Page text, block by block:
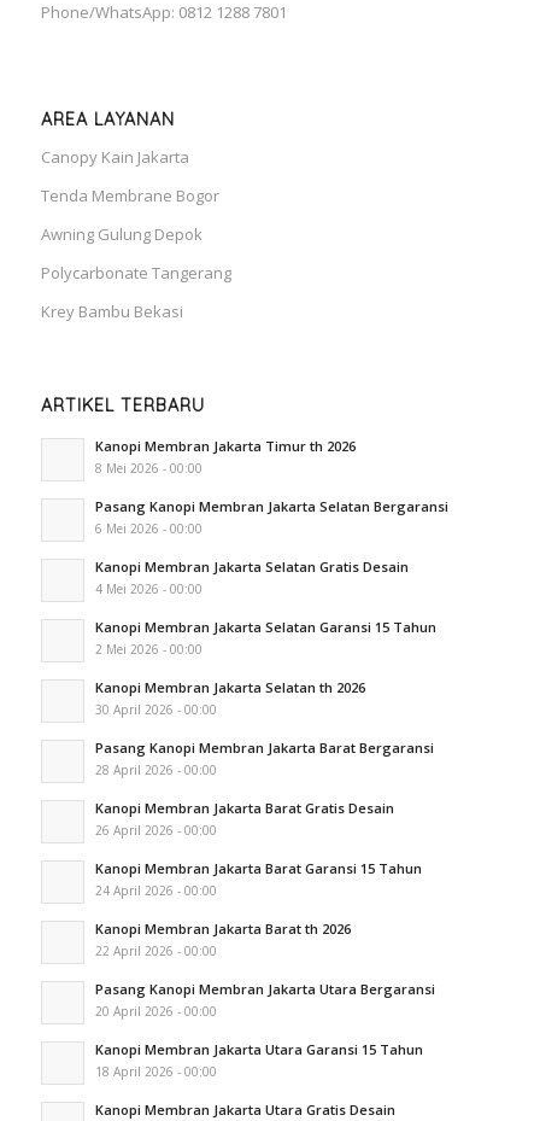
Phone/WhatsApp: 0812 1288 7801
AREA LAYANAN
Canopy Kain Jakarta
Tenda Membrane Bogor
Awning Gulung Depok
Polycarbonate Tangerang
Krey Bambu Bekasi
ARTIKEL TERBARU
Kanopi Membran Jakarta Timur th 2026
8 Mei 2026 - 00:00
Pasang Kanopi Membran Jakarta Selatan Bergaransi
6 Mei 2026 - 00:00
Kanopi Membran Jakarta Selatan Gratis Desain
4 Mei 2026 - 00:00
Kanopi Membran Jakarta Selatan Garansi 15 Tahun
2 Mei 2026 - 00:00
Kanopi Membran Jakarta Selatan th 2026
30 April 2026 - 00:00
Pasang Kanopi Membran Jakarta Barat Bergaransi
28 April 2026 - 00:00
Kanopi Membran Jakarta Barat Gratis Desain
26 April 2026 - 00:00
Kanopi Membran Jakarta Barat Garansi 15 Tahun
24 April 2026 - 00:00
Kanopi Membran Jakarta Barat th 2026
22 April 2026 - 00:00
Pasang Kanopi Membran Jakarta Utara Bergaransi
20 April 2026 - 00:00
Kanopi Membran Jakarta Utara Garansi 15 Tahun
18 April 2026 - 00:00
Kanopi Membran Jakarta Utara Gratis Desain